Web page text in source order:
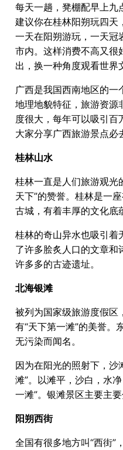
每天一趟，凳棚配早上九
建议你在桂林阳朔玩四天
一天在阳朔游玩，一天冠
市内。这样消费不高又很
出，换一种角度观看世界
广西是我国西南地区的一
地理地貌特征，旅游资源
度很大，每年可以吸引
大家分享广西旅游景点必
桂林山水
桂林一直是人们旅游观光
天下”的赞誉。桂林是一
古城，有着丰厚的文化底
桂林的奇山异水也吸引着
了许多脍炙人口的文章和
许多多的古迹遗址。
北海银滩
被列为国家级旅游度假
有“天下第一滩”的美誉。
无污染而闻名。
因为在阳光的照射下，沙
滩”。以滩平，沙白，水
一滩”。银滩景区主要主
阳朔西街
全国有很多地方叫“西街”